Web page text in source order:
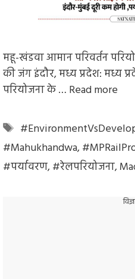
महू-खंडवा आमान परिवर्तन
की जंग इंदौर, मध्य प्रदेश: मध्य
परियोजना के … Read more
Tags
#Mahukhandwa,
#पर्यावरण,#रेलपरियोजना,